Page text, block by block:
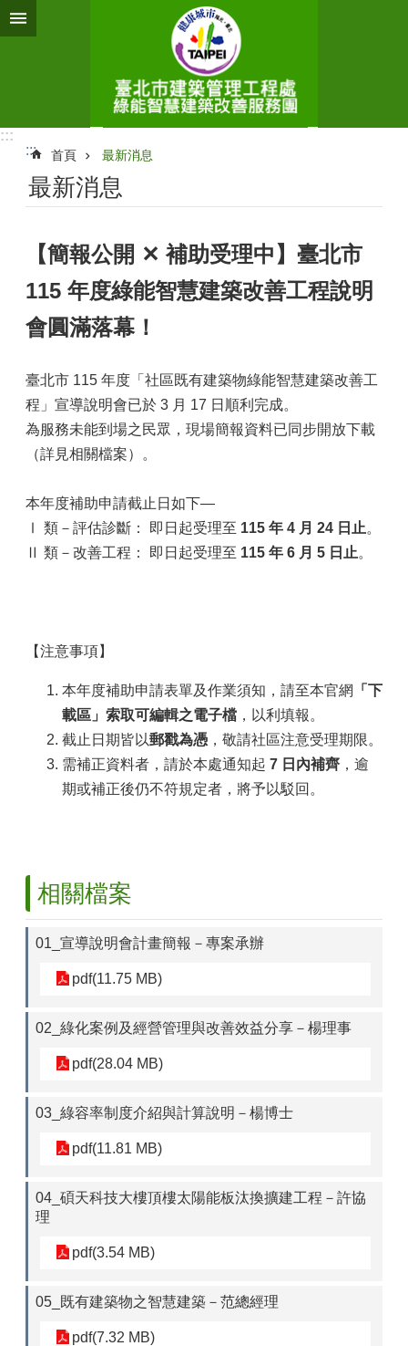
跳到主要內容區塊
:::
:::
首頁 最新消息
最新消息
【簡報公開 ✕ 補助受理中】臺北市
115 年度綠能智慧建築改善工程說明
會圓滿落幕！
臺北市 115 年度「社區既有建築物綠能智慧建築改善工
程」宣導說明會已於 3 月 17 日順利完成。
為服務未能到場之民眾，現場簡報資料已同步開放下載
（詳見相關檔案）。
本年度補助申請截止日如下—
Ⅰ 類－評估診斷： 即日起受理至 115 年 4 月 24 日止。
Ⅱ 類－改善工程： 即日起受理至 115 年 6 月 5 日止。
【注意事項】
本年度補助申請表單及作業須知，請至本官網
「下
載區」索取可編輯之電子檔 ，以利填報。
截止日期皆以郵戳為憑 ，敬請社區注意受理期限。
需補正資料者，請於本處通知起 7 日內補齊 ，逾
期或補正後仍不符規定者，將予以駁回。
相關檔案
01_宣導說明會計畫簡報－專案承辦
pdf(11.75 MB)
02_綠化案例及經營管理與改善效益分享－楊理事
pdf(28.04 MB)
03_綠容率制度介紹與計算說明－楊博士
pdf(11.81 MB)
04_碩天科技大樓頂樓太陽能板汰換擴建工程－許協
理
pdf(3.54 MB)
05_既有建築物之智慧建築－范總經理
pdf(7.32 MB)